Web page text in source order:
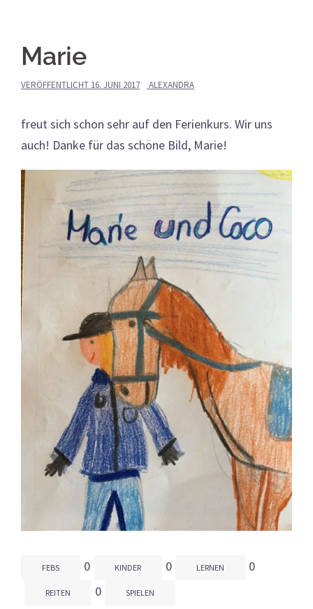
Marie
VERÖFFENTLICHT 16. JUNI 2017 ALEXANDRA
freut sich schon sehr auf den Ferienkurs. Wir uns
auch! Danke für das schöne Bild, Marie!
FEBS 0 KINDER 0 LERNEN 0
REITEN 0 SPIELEN